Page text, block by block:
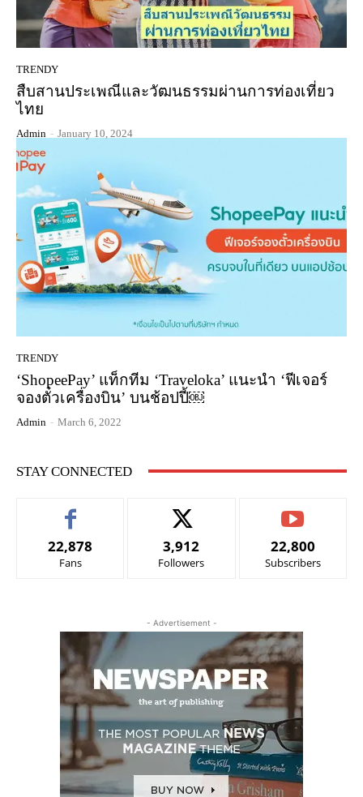
TRENDY
สืบสานประเพณีและวัฒนธรรมผ่านการท่องเที่ยว
ไทย
Admin - January 10, 2024
TRENDY
‘ShopeePay’ แท็กทีม ‘Traveloka’ แนะนำ ‘ฟีเจอร์
จองตั๋วเครื่องบิน’ บนช้อปปี้￼
Admin - March 6, 2022
STAY CONNECTED
22,878
Fans
3,912
Followers
22,800
Subscribers
- Advertisement -